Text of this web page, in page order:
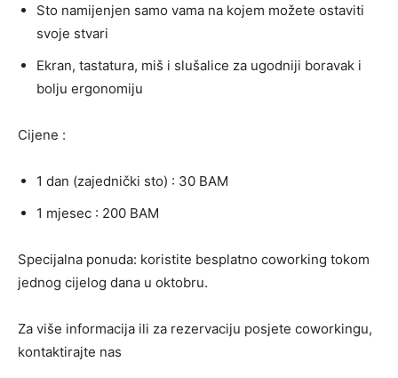
Sto namijenjen samo vama na kojem možete ostaviti
svoje stvari
Ekran, tastatura, miš i slušalice za ugodniji boravak i
bolju ergonomiju
Cijene :
1 dan (zajednički sto) : 30 BAM
1 mjesec : 200 BAM
Specijalna ponuda: koristite besplatno coworking tokom
jednog cijelog dana u oktobru.
Za više informacija ili za rezervaciju posjete coworkingu,
kontaktirajte nas